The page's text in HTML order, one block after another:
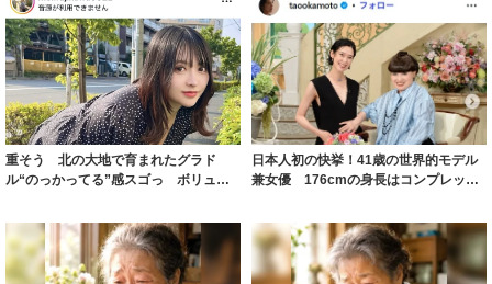
重そう 北の大地で育まれたグラド
ル“のっかってる”感スゴっ ボリュー
日本人初の快挙！41歳の世界的モデル
兼女優 176cmの身長はコンプレック